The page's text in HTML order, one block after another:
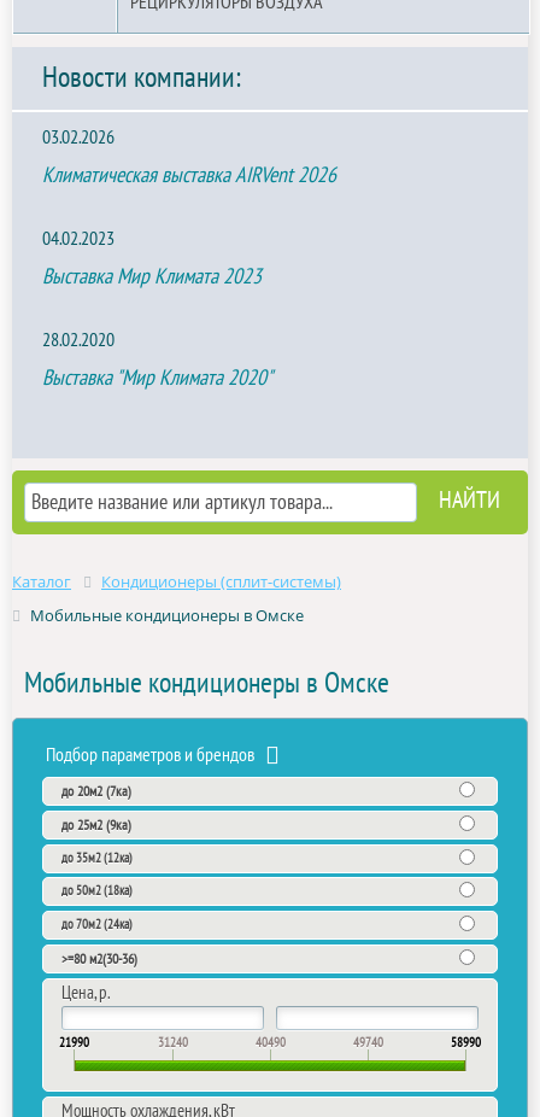
Новости компании:
03.02.2026
Климатическая выставка AIRVent 2026
04.02.2023
Выставка Мир Климата 2023
28.02.2020
Выставка "Мир Климата 2020"
Каталог
Кондиционеры (сплит-системы)
Мобильные кондиционеры в Омске
Мобильные кондиционеры в Омске
Подбор параметров и брендов
до 20м2 (7ка)
до 25м2 (9ка)
до 35м2 (12ка)
до 50м2 (18ка)
до 70м2 (24ка)
>=80 м2(30-36)
Цена, р.
21990 31240 40490 49740 58990
Мощность охлаждения, кВт